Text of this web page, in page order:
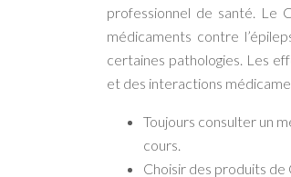
professionnel de santé. Le
médicaments contre
certaines pathologies. Les
et des interactions
Toujours consulter un
cours.
Choisir des produits